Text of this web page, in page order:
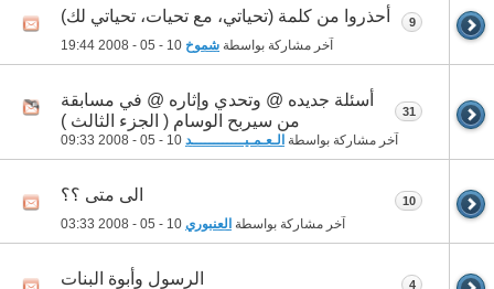
أحذروا من كلمة (تحياتي، مع تحيات، تحياتي لك)
آخر مشاركة بواسطة شموخ 19:44
9
أسئلة جديده @ وتحدي وإثاره @ في مسابقة
من سيربح الوسام ( الجزء الثالث )
آخر مشاركة بواسطة الـعـمـيــــــــــــد 09:33
31
الى متى ؟؟
آخر مشاركة بواسطة العنبوري 03:33
10
الرسول وأبوة البنات 4